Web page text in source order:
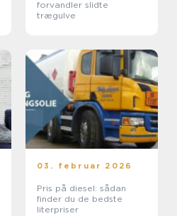
forvandler slidte
trægulve
03. februar 2026
Pris på diesel: sådan
finder du de bedste
literpriser